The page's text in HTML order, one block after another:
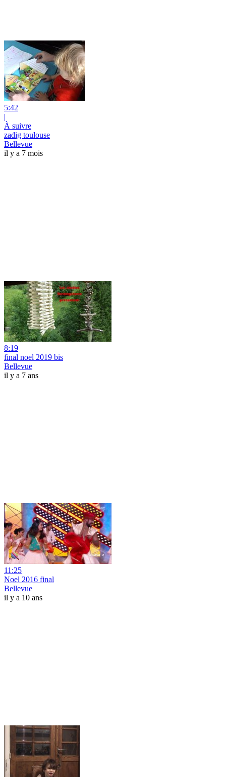
5:42
|
À suivre
zadig toulouse
Bellevue
il y a 7 mois
8:19
final noel 2019 bis
Bellevue
il y a 7 ans
11:25
Noel 2016 final
Bellevue
il y a 10 ans